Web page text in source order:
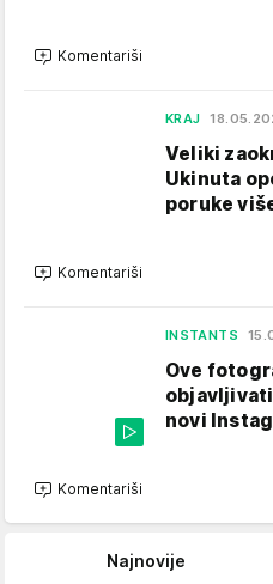
Komentariši
KRAJ
Veliki
Ukinuta
poruke
Komentariši
INSTANTS
Ove
novi
Komentariši
Najnovije